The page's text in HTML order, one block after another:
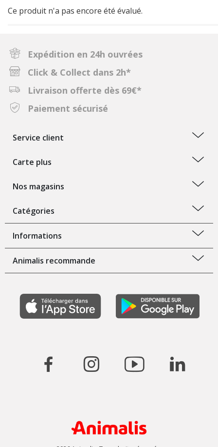
Ce produit n'a pas encore été évalué.
Expédition en 24h ouvrées
Click & Collect dans 2h*
Livraison offerte dès 69€*
Paiement sécurisé
Service client
Carte plus
Nos magasins
Catégories
Informations
Animalis recommande